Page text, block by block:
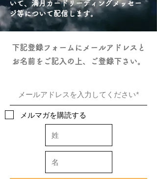
いて、満月カードリーディングメッセー
ジ等について配信します。
下記登録フォームにメールアドレスと
お名前をご記入の上、ご登録下さい。
メルマガを購読する